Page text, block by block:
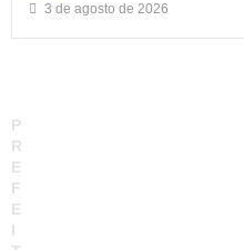
3 de agosto de 2026
P
R
E
F
E
I